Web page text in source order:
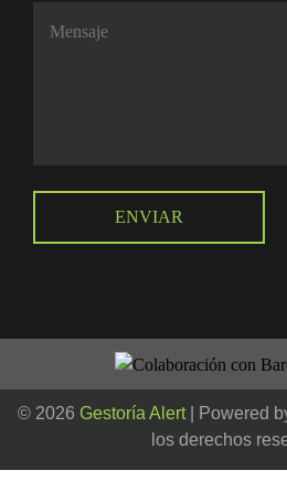
© 2026 Gestoría Alert| Powered
los derechos